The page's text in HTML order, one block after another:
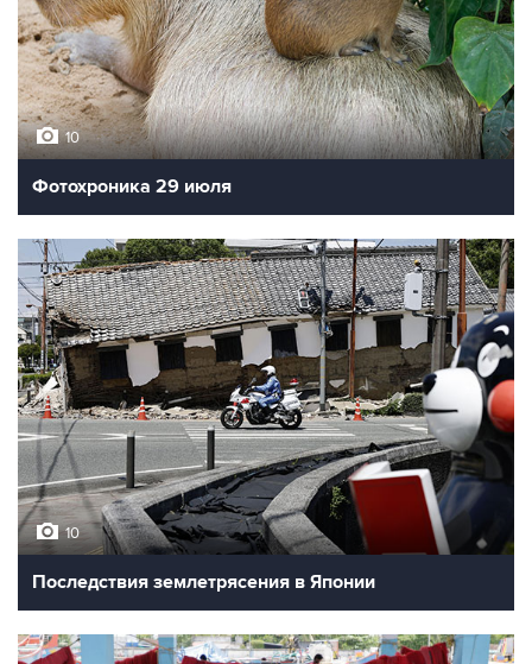
10
Фотохроника 29 июля
10
Последствия землетрясения в Японии